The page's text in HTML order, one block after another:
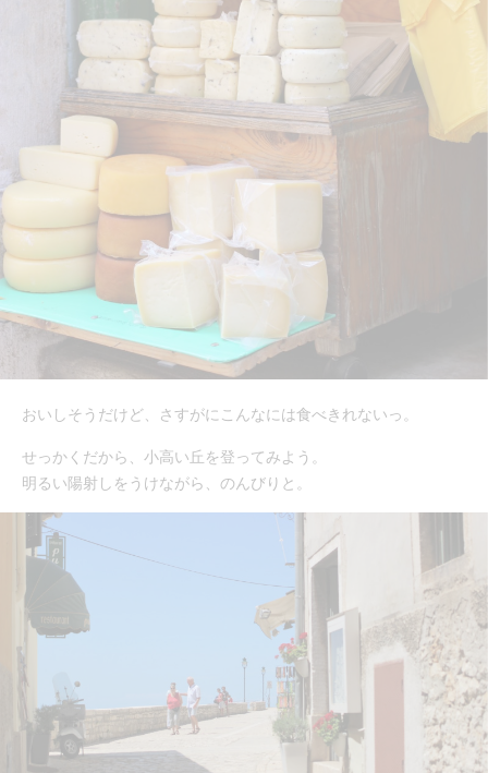
おいしそうだけど、さすがにこんなには食べきれないっ。
せっかくだから、小高い丘を登ってみよう。
明るい陽射しをうけながら、のんびりと。